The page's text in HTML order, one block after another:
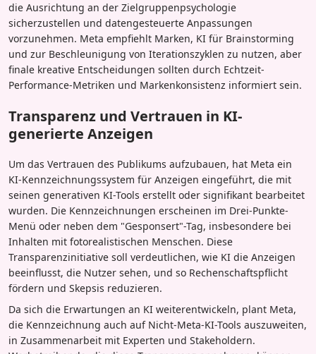
die Ausrichtung an der Zielgruppenpsychologie
sicherzustellen und datengesteuerte Anpassungen
vorzunehmen. Meta empfiehlt Marken, KI für Brainstorming
und zur Beschleunigung von Iterationszyklen zu nutzen, aber
finale kreative Entscheidungen sollten durch Echtzeit-
Performance-Metriken und Markenkonsistenz informiert sein.
Transparenz und Vertrauen in KI-
generierte Anzeigen
Um das Vertrauen des Publikums aufzubauen, hat Meta ein
KI-Kennzeichnungssystem für Anzeigen eingeführt, die mit
seinen generativen KI-Tools erstellt oder signifikant bearbeitet
wurden. Die Kennzeichnungen erscheinen im Drei-Punkte-
Menü oder neben dem "Gesponsert"-Tag, insbesondere bei
Inhalten mit fotorealistischen Menschen. Diese
Transparenzinitiative soll verdeutlichen, wie KI die Anzeigen
beeinflusst, die Nutzer sehen, und so Rechenschaftspflicht
fördern und Skepsis reduzieren.
Da sich die Erwartungen an KI weiterentwickeln, plant Meta,
die Kennzeichnung auch auf Nicht-Meta-KI-Tools auszuweiten,
in Zusammenarbeit mit Experten und Stakeholdern.